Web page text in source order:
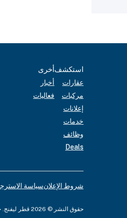
استكشف
عقارات
مركبات
إعلانات
خدمات
وظائف
Deals
أخرى
أخبار
فعاليات
شروط الإعلانسياسة
حقوق النشر © 2026 قطر ليفنج. جميع الحقوق محفوظة.